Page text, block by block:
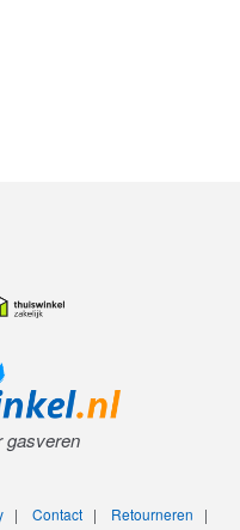
gasveren
| Contact| Retourneren |